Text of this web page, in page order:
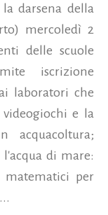
darsena della
mercoledì 2
delle scuole
iscrizione
laboratori che
e la
acquacoltura;
di mare:
per